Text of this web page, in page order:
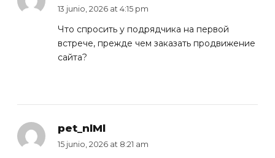
13 junio, 2026 at 4:15 pm
Что спросить у подрядчика на первой
встрече, прежде чем заказать продвижение
сайта?
pet_nlMl
15 junio, 2026 at 8:21 am